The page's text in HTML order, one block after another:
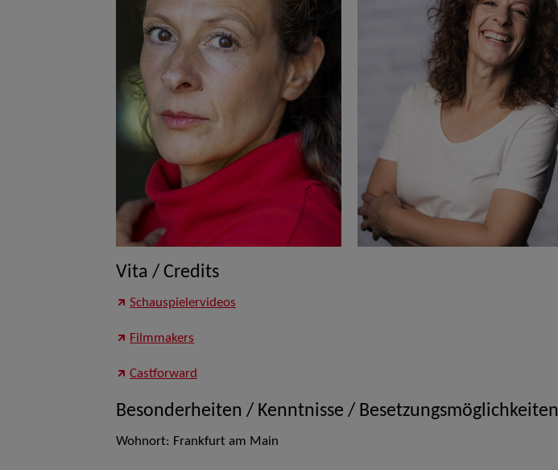
Vita / Credits
Schauspielervideos
Filmmakers
Castforward
Besonderheiten / Kenntnisse / Besetzungsmöglichkeiten
Wohnort: Frankfurt am Main